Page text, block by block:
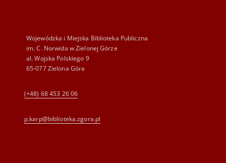
Wojewódzka i Miejska Biblioteka Publiczna
im. C. Norwida w Zielonej Górze
al. Wojska Polskiego 9
65-077 Zielona Góra
(+48) 68 453 26 06
p.karp@biblioteka.zgora.pl